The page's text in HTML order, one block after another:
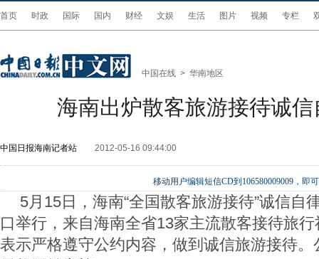
首页 时政 国际 国内 财经 文娱 生活 图片 视频 专栏
中国在线 > 华南地区
海南出炉散客旅游接待诚
中国日报海南记者站 2012-05-16 09:44:00
移动用户编辑短信CD到106580009009，即
5月15日，海南“全国散客旅游接待”诚信自
口举行，来自海南全省13家主流散客接待旅
表示严格遵守公约内容，做到诚信旅游接待。